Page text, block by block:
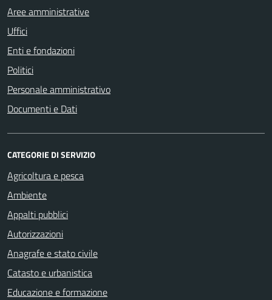
Aree amministrative
Uffici
Enti e fondazioni
Politici
Personale amministrativo
Documenti e Dati
CATEGORIE DI SERVIZIO
Agricoltura e pesca
Ambiente
Appalti pubblici
Autorizzazioni
Anagrafe e stato civile
Catasto e urbanistica
Educazione e formazione